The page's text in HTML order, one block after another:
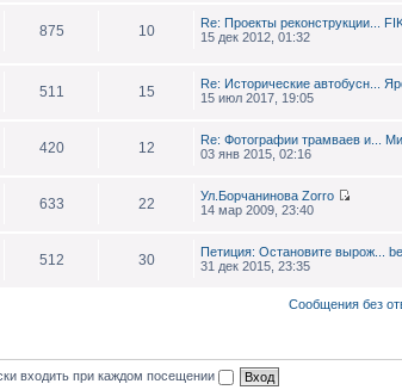
875 10 Re: Проекты реконструкции...
15 дек 2012, 01:32
511 15 Re: Исторические автобусн...
15 июл 2017, 19:05
420 12 Re: Фотографии трамваев и...
03 янв 2015, 02:16
633 22 Ул.Борчанинова Zorro
14 мар 2009, 23:40
512 30 Петиция: Остановите вырож...
31 дек 2015, 23:35
Сообщения без
входить при каждом посещении